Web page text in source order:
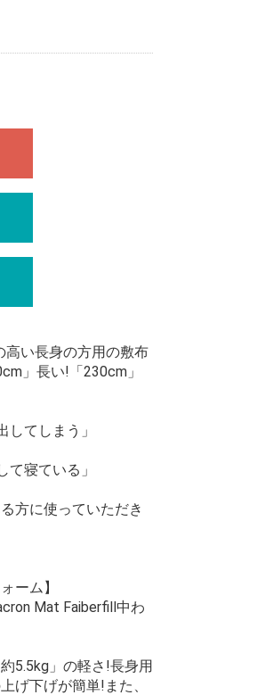
い長身の方用の敷布
」長い!「230cm」
てしまう」
寝ている」
方に使っていただき
ーム】
Mat Faiberfill中わ
5.5kg」の軽さ!長身用
げ下げが簡単!また、